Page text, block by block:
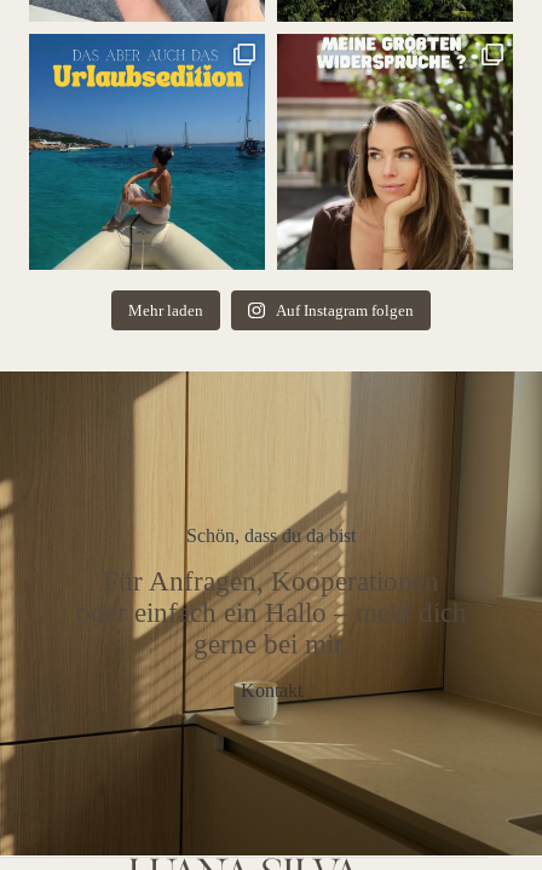
Mehr laden Auf Instagram folgen
Schön, dass du da bist
Für Anfragen, Kooperationen
oder einfach ein Hallo – meld dich
gerne bei mir.
Kontakt